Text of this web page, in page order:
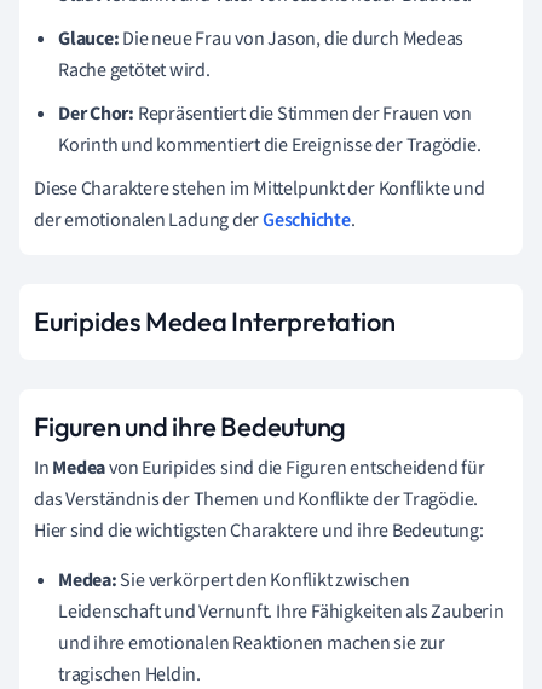
Glauce:Die neue Frau von Jason, die durch Medeas
Rache getötet wird.
Der Chor: Repräsentiert die Stimmen der Frauen von
Korinth und kommentiert die Ereignisse der Tragödie.
Diese Charaktere stehen im Mittelpunkt der Konflikte und
der emotionalen Ladung derGeschichte.
Euripides Medea Interpretation
Figuren und ihre Bedeutung
InMedeavon Euripides sind die Figuren entscheidend für
das Verständnis der Themen und Konflikte der Tragödie.
Hier sind die wichtigsten Charaktere und ihre Bedeutung:
Medea:Sie verkörpert den Konflikt zwischen
Leidenschaft und Vernunft. Ihre Fähigkeiten als Zauberin
und ihre emotionalen Reaktionen machen sie zur
tragischen Heldin.